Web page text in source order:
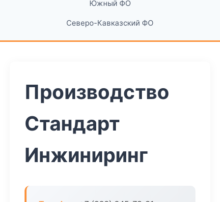
Южный ФО
Северо-Кавказский ФО
Производство
Стандарт
Инжиниринг